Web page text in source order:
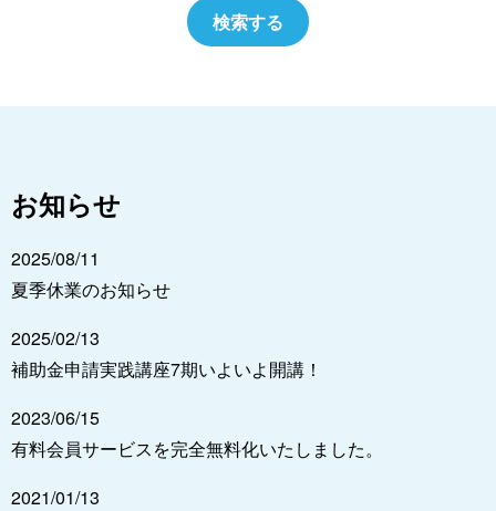
お知らせ
2025/08/11
夏季休業のお知らせ
2025/02/13
補助金申請実践講座7期いよいよ開講！
2023/06/15
有料会員サービスを完全無料化いたしました。
2021/01/13